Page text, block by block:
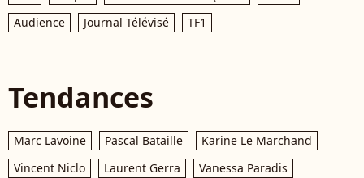
Audience
Journal Télévisé TF1
Tendances
Marc Lavoine Pascal Bataille
Karine Le Marchand
Vincent Niclo
Laurent Gerra
Vanessa Paradis